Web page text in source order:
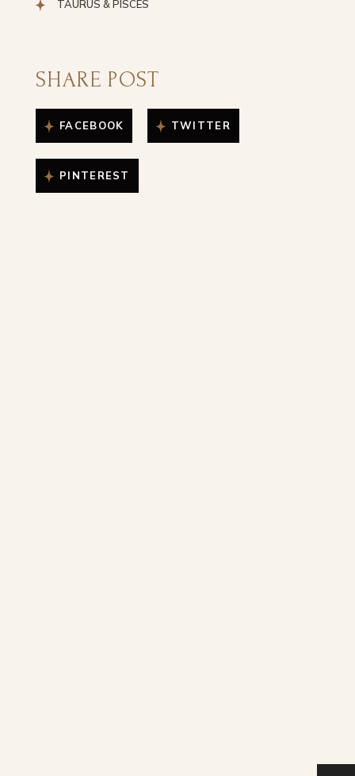
TAURUS & PISCES
SHARE POST
FACEBOOK
PINTEREST
TWITTER